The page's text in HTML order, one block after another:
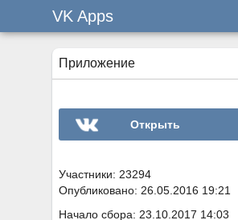
VK Apps
Приложение
Открыть
Участники: 23294
Опубликовано: 26.05.2016 19:21
Начало сбора: 23.10.2017 14:03